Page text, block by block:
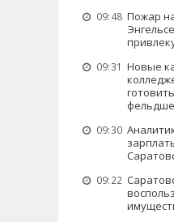
09:48 Пожар
09:31 Новые
09:30
09:22